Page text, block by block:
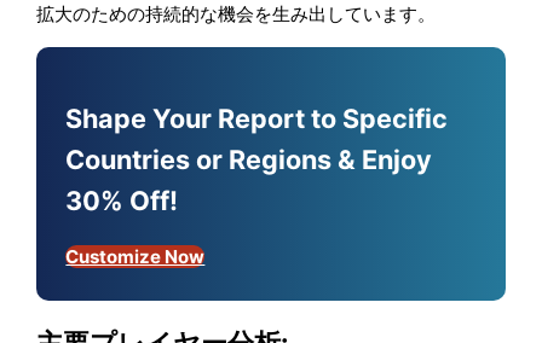
拡大のための持続的な機会を生み出しています。
Shape Your Report to Specific
Countries or Regions & Enjoy
30% Off!
Customize Now